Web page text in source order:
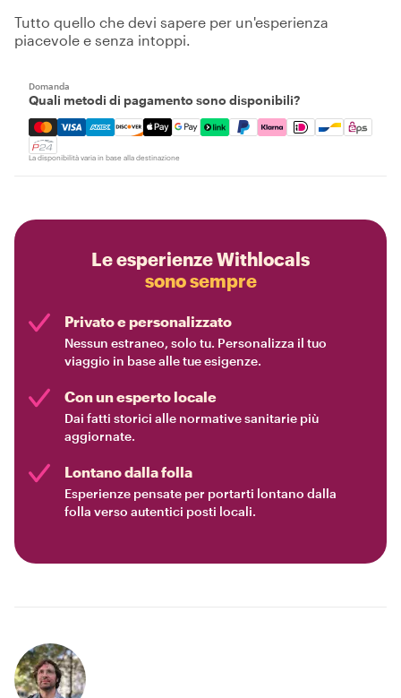
Tutto quello che devi sapere per un'esperienza
piacevole e senza intoppi.
Domanda
Quali metodi di pagamento sono disponibili?
Mastercard, Visa, Amex, Discover, Apple Pay, Google
La disponibilità varia in base alla destinazione
Le esperienze Withlocals
sono sempre
Privato e personalizzato
Nessun estraneo, solo tu. Personalizza il tuo
viaggio in base alle tue esigenze.
Con un esperto locale
Dai fatti storici alle normative sanitarie più
aggiornate.
Lontano dalla folla
Esperienze pensate per portarti lontano dalla
folla verso autentici posti locali.